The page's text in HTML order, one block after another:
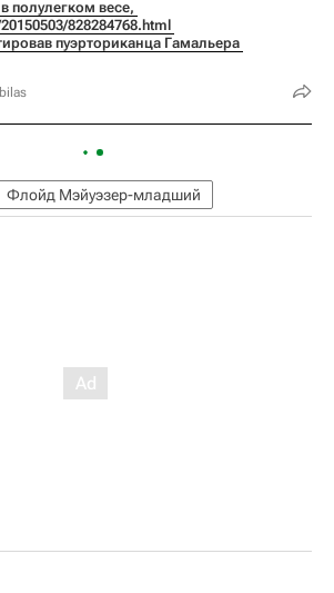
828284768.html
пуэрториканца Гамальера
Флойд Мэйуэзер-младший